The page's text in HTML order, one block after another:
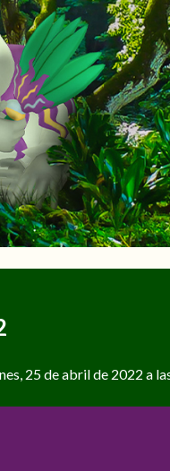
25 de abril de 2022 a